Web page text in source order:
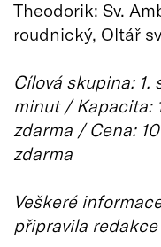
Theodorik: Sv.
roudnický, Oltář
Cílová skupina: 1.
minut / Kapacita:
zdarma / Cena:
zdarma
Veškeré
připravila redakce